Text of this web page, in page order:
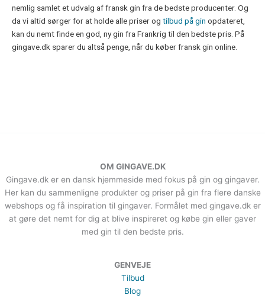
nemlig samlet et udvalg af fransk gin fra de bedste producenter. Og
da vi altid sørger for at holde alle priser og tilbud på gin opdateret,
kan du nemt finde en god, ny gin fra Frankrig til den bedste pris. På
gingave.dk sparer du altså penge, når du køber fransk gin online.
OM GINGAVE.DK
Gingave.dk er en dansk hjemmeside med fokus på gin og gingaver.
Her kan du sammenligne produkter og priser på gin fra flere danske
webshops og få inspiration til gingaver. Formålet med gingave.dk er
at gøre det nemt for dig at blive inspireret og købe gin eller gaver
med gin til den bedste pris.
GENVEJE
Tilbud
Blog